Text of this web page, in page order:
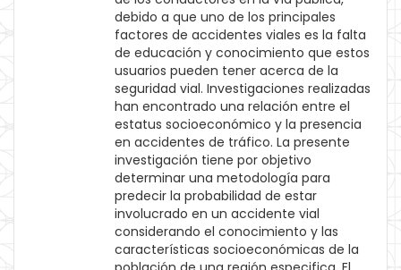
debido a que uno de los principales
factores de accidentes viales es la falta
de educación y conocimiento que estos
usuarios pueden tener acerca de la
seguridad vial. Investigaciones realizadas
han encontrado una relación entre el
estatus socioeconómico y la presencia
en accidentes de tráfico. La presente
investigación tiene por objetivo
determinar una metodología para
predecir la probabilidad de estar
involucrado en un accidente vial
considerando el conocimiento y las
características socioeconómicas de la